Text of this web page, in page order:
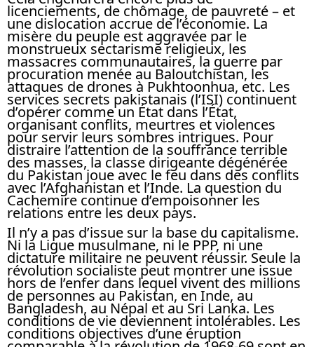
licenciements, de chômage, de pauvreté – et
une dislocation accrue de l’économie. La
misère du peuple est aggravée par le
monstrueux sectarisme religieux, les
massacres communautaires, la guerre par
procuration menée au Baloutchistan, les
attaques de drones à Pukhtoonhua, etc. Les
services secrets pakistanais (l’ISI) continuent
d’opérer comme un État dans l’État,
organisant conflits, meurtres et violences
pour servir leurs sombres intrigues. Pour
distraire l’attention de la souffrance terrible
des masses, la classe dirigeante dégénérée
du Pakistan joue avec le feu dans des conflits
avec l’Afghanistan et l’Inde. La question du
Cachemire continue d’empoisonner les
relations entre les deux pays.
Il n’y a pas d’issue sur la base du capitalisme.
Ni la Ligue musulmane, ni le PPP, ni une
dictature militaire ne peuvent réussir. Seule la
révolution socialiste peut montrer une issue
hors de l’enfer dans lequel vivent des millions
de personnes au Pakistan, en Inde, au
Bangladesh, au Népal et au Sri Lanka. Les
conditions de vie deviennent intolérables. Les
conditions objectives d’une éruption